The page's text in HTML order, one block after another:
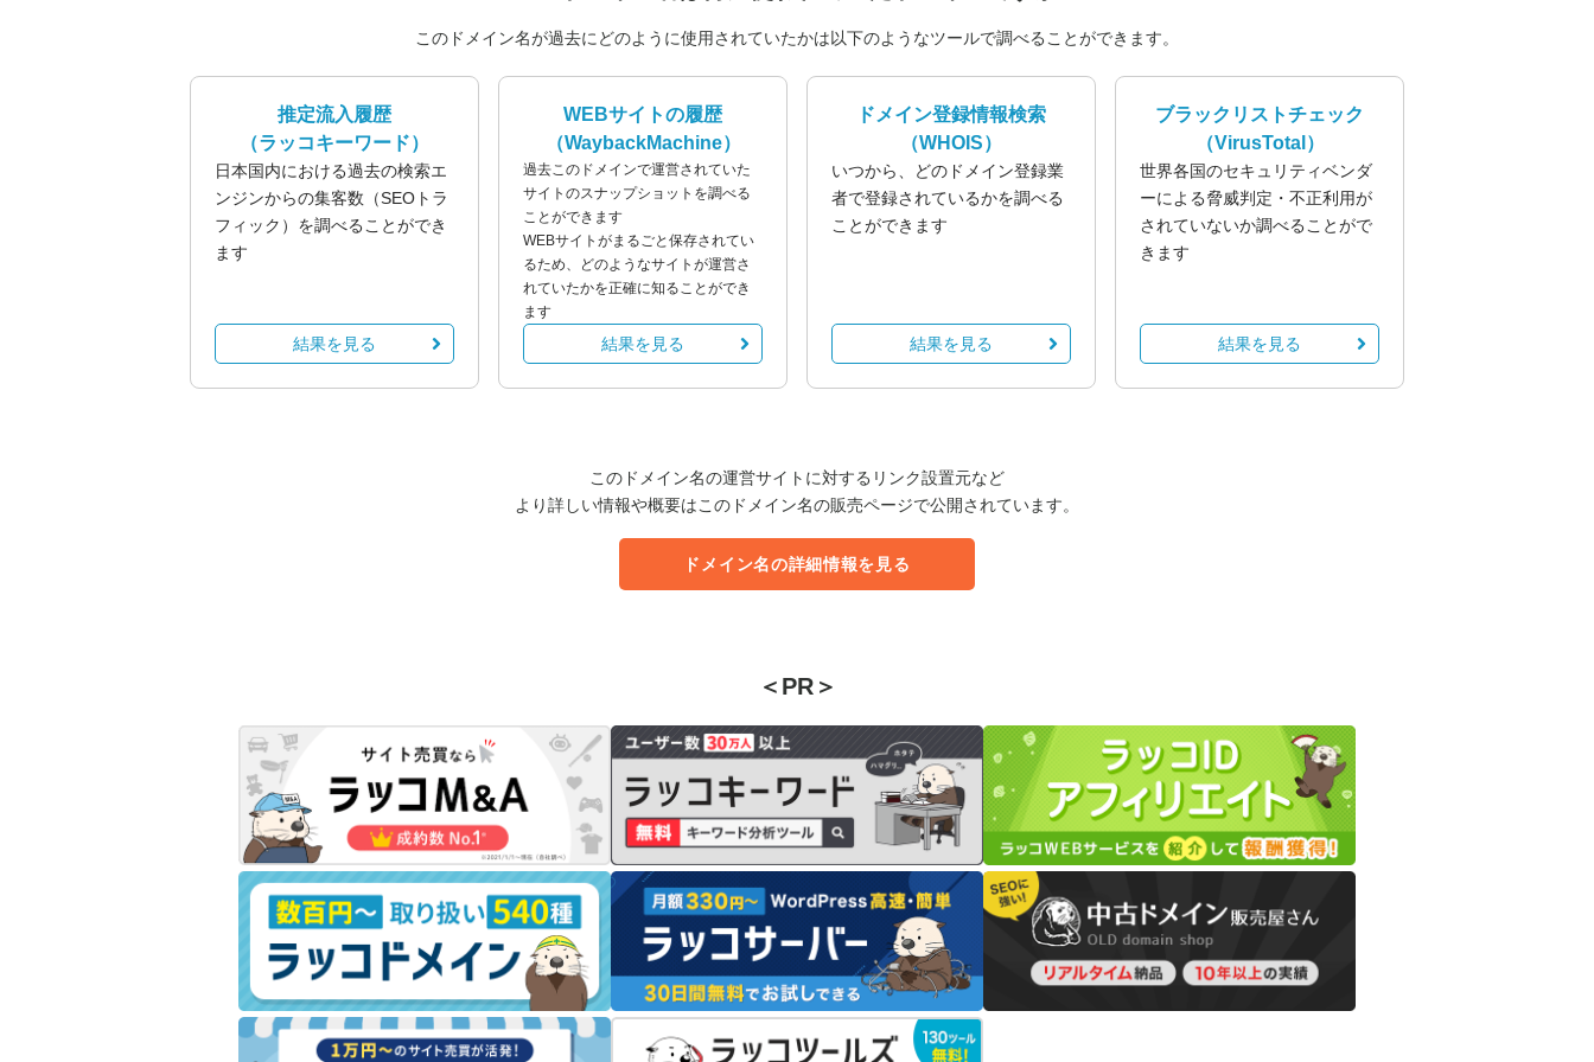
このドメイン名が過去にどのように使用されていたかは以下のようなツールで調べることができます。
推定流入履歴
（ラッコキーワード）
日本国内における過去の検索エ
ンジンからの集客数（SEOトラ
フィック）を調べることができ
ます
結果を見る
WEBサイトの履歴
（WaybackMachine）
過去このドメインで運営されていた
サイトのスナップショットを調べる
ことができます
WEBサイトがまるごと保存されてい
るため、どのようなサイトが運営さ
れていたかを正確に知ることができ
ます
結果を見る
ドメイン登録情報検索
（WHOIS）
いつから、どのドメイン登録業
者で登録されているかを調べる
ことができます
結果を見る
ブラックリストチェック
（VirusTotal）
世界各国のセキュリティベンダ
ーによる脅威判定・不正利用が
されていないか調べることがで
きます
結果を見る
このドメイン名の運営サイトに対するリンク設置元など
より詳しい情報や概要はこのドメイン名の販売ページで公開されています。
ドメイン名の詳細情報を見る
＜PR＞